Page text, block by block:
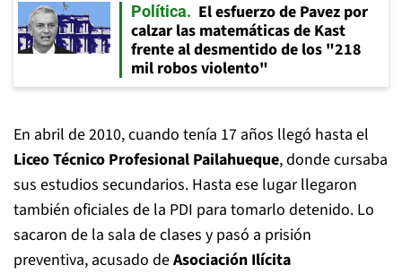
Política
El esfuerzo de Pavez por
calzar las matemáticas de Kast
frente al desmentido de los "218
mil robos violento"
En abril de 2010, cuando tenía 17 años llegó hasta el
Liceo Técnico Profesional Pailahueque, donde cursaba
sus estudios secundarios. Hasta ese lugar llegaron
también oficiales de la PDI para tomarlo detenido. Lo
sacaron de la sala de clases y pasó a prisión
preventiva, acusado deAsociación Ilícita